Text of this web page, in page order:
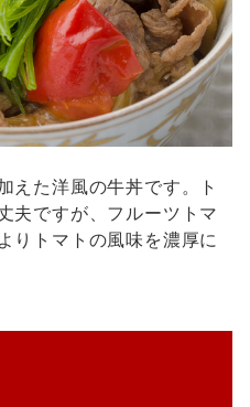
えた洋風の牛丼です。ト
夫ですが、フルーツトマ
りトマトの風味を濃厚に